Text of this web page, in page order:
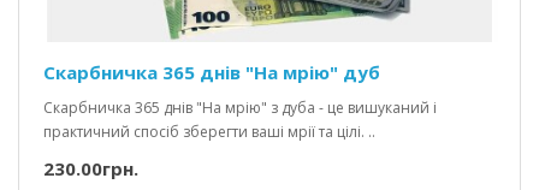
Скарбничка 365 днів "На мрію" дуб
Скарбничка 365 днів "На мрію" з дуба - це вишуканий і
практичний спосіб зберегти ваші мрії та цілі. ..
230.00грн.